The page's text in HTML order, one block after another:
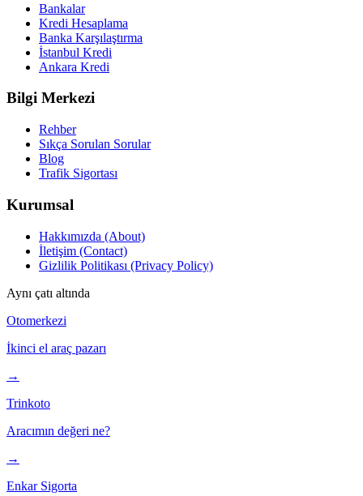
Bankalar
Kredi Hesaplama
Banka Karşılaştırma
İstanbul Kredi
Ankara Kredi
Bilgi Merkezi
Rehber
Sıkça Sorulan Sorular
Blog
Trafik Sigortası
Kurumsal
Hakkımızda (About)
İletişim (Contact)
Gizlilik Politikası (Privacy Policy)
Aynı çatı altında
Otomerkezi
İkinci el araç pazarı
→
Trinkoto
Aracımın değeri ne?
→
Enkar Sigorta